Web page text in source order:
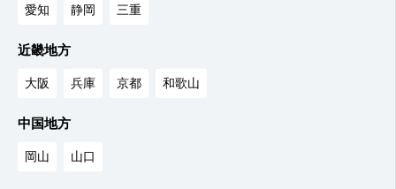
愛知 静岡 三重
近畿地方
大阪 兵庫 京都 和歌山
中国地方
岡山 山口